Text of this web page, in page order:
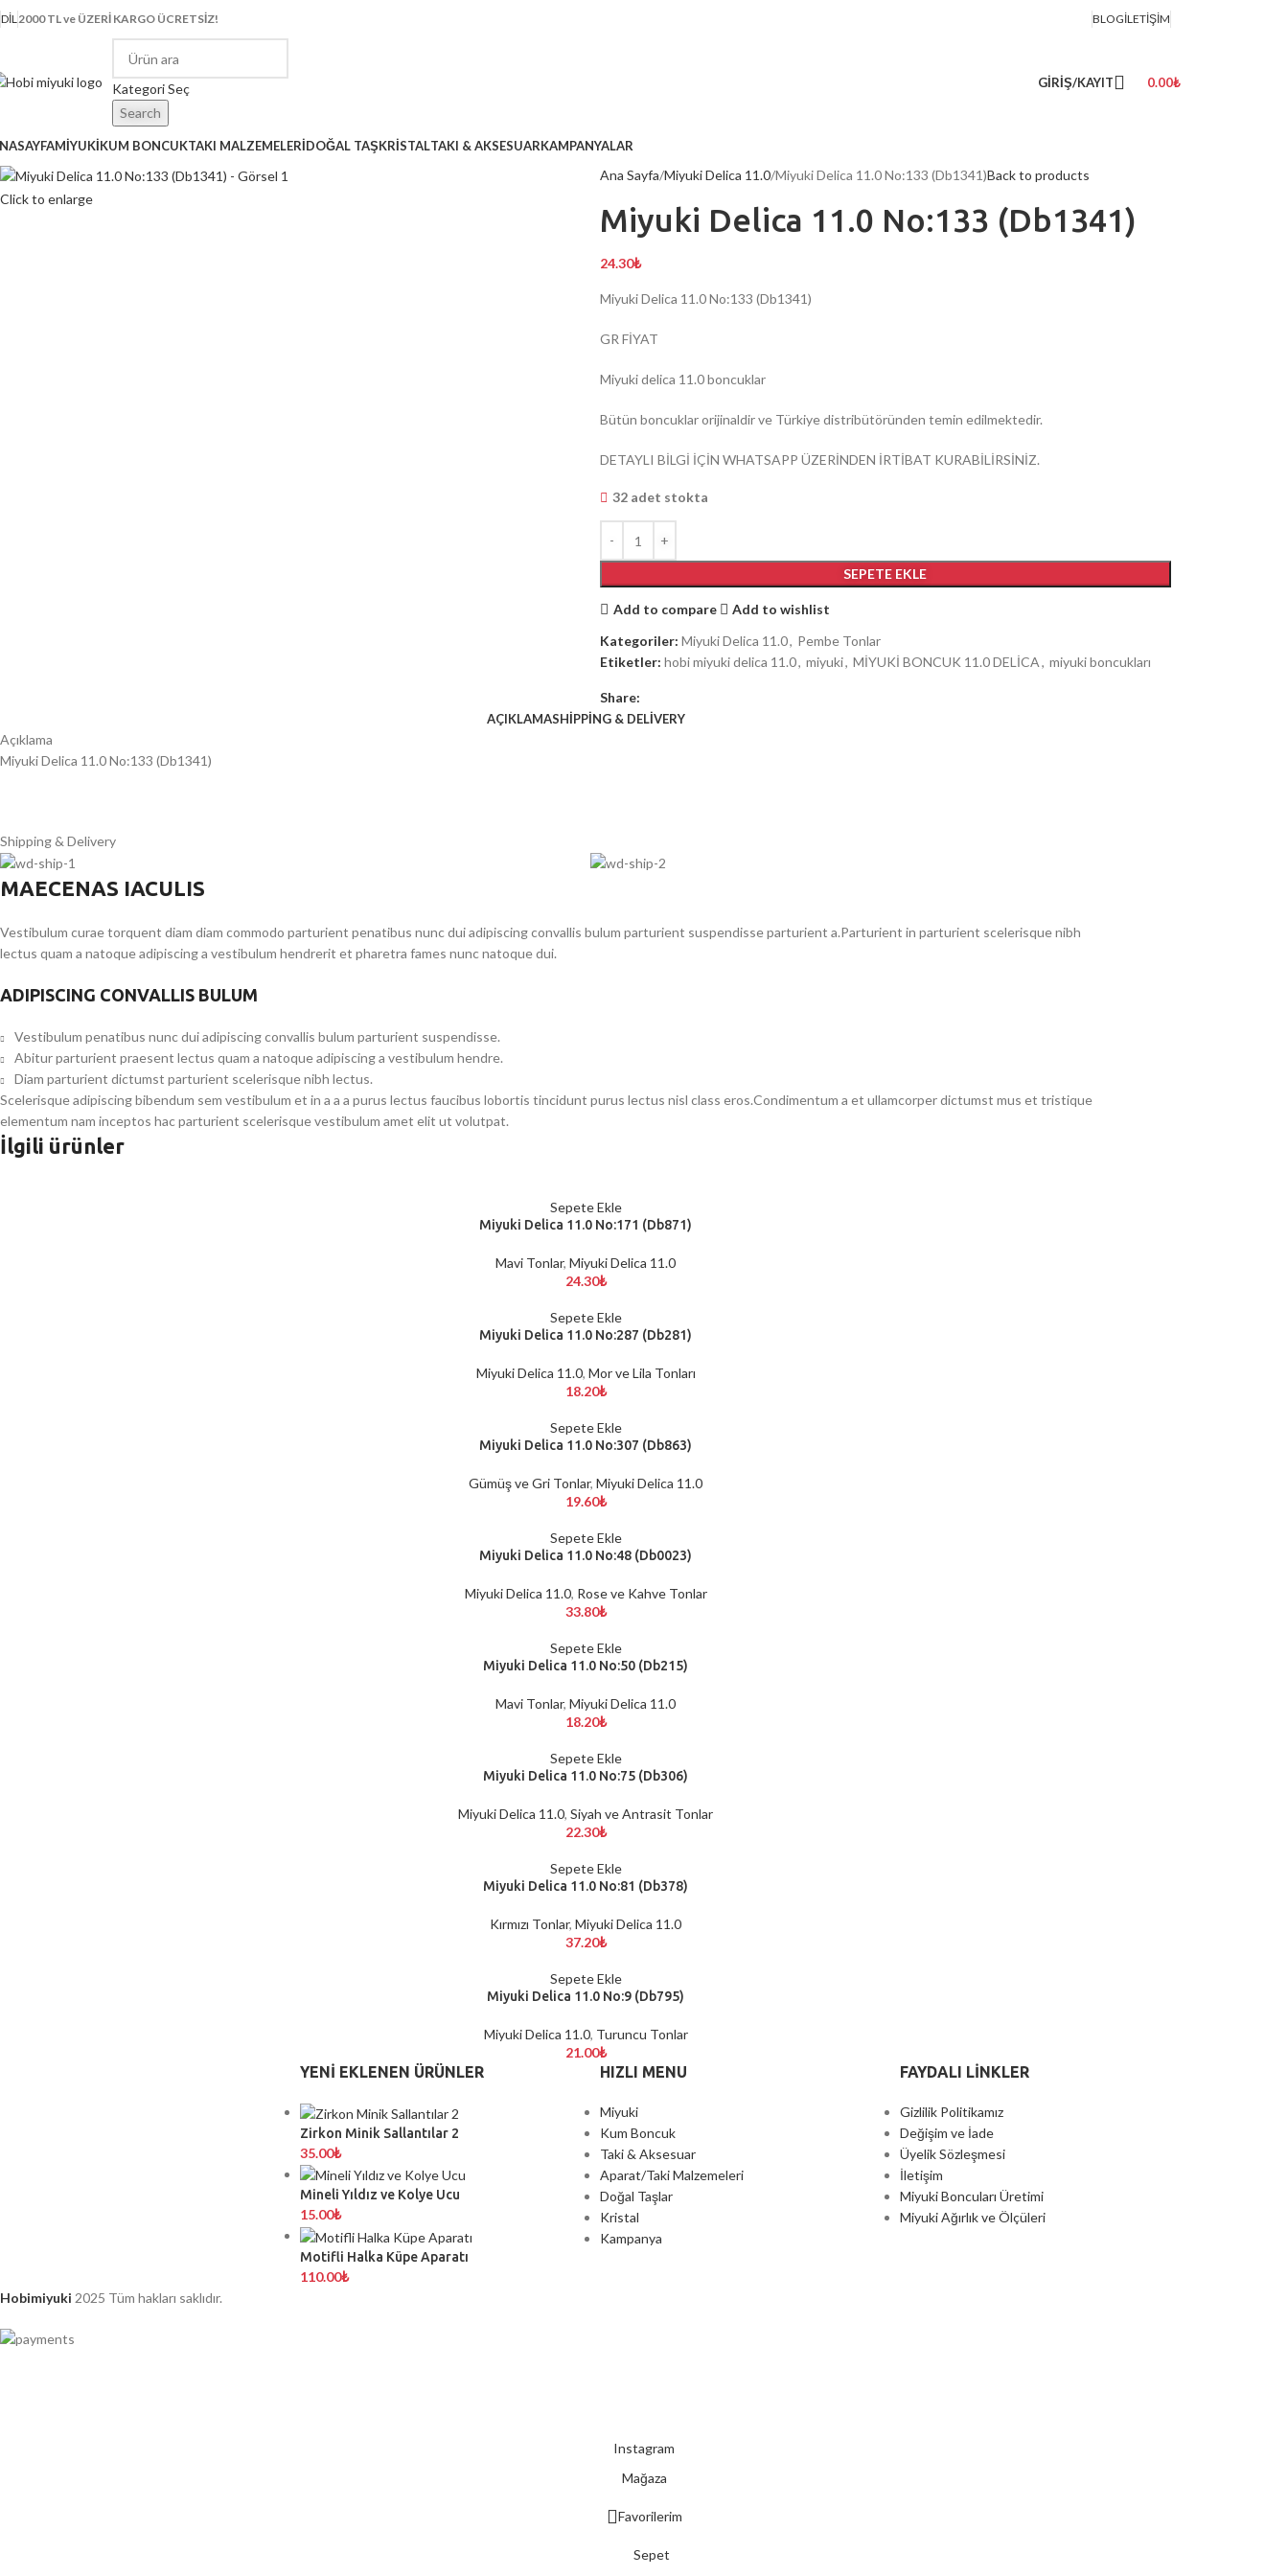
DIL2000 TL ve ÜZERİ KARGO ÜCRETSİZ! BLOGİLETIŞIM
Kategori Seç
Search
GIRIŞ/KAYIT 0.00₺
MİYUKİKUM BONCUKTAKI MALZEMELERİDOĞAL TAŞKRİSTALTAKI & AKSESUARKAMPANYALAR
Click to enlarge
Ana Sayfa Miyuki Delica 11.0 Miyuki Delica 11.0 No:133 (Db1341)Back to products
Miyuki Delica 11.0 No:133 (Db1341)
24.30₺
Miyuki Delica 11.0 No:133 (Db1341)
GR FİYAT
Miyuki delica 11.0 boncuklar
Bütün boncuklar orijinaldir ve Türkiye distribütöründen temin edilmektedir.
DETAYLI BİLGİ İÇİN WHATSAPP ÜZERİNDEN İRTİBAT KURABİLİRSİNİZ.
32 adet stokta
SEPETE EKLE
Add to compare
Add to wishlist
Kategoriler: Miyuki Delica 11.0, Pembe Tonlar
Etiketler: hobi miyuki delica 11.0, miyuki, MİYUKİ BONCUK 11.0 DELİCA, miyuki boncukları
Share:
AÇIKLAMASHIPPING & DELIVERY
Açıklama
Miyuki Delica 11.0 No:133 (Db1341)
Shipping & Delivery
MAECENAS IACULIS
Vestibulum curae torquent diam diam commodo parturient penatibus nunc dui adipiscing convallis bulum parturient suspendisse parturient a.Parturient in parturient scelerisque nibh
lectus quam a natoque adipiscing a vestibulum hendrerit et pharetra fames nunc natoque dui.
ADIPISCING CONVALLIS BULUM
Vestibulum penatibus nunc dui adipiscing convallis bulum parturient suspendisse.
Abitur parturient praesent lectus quam a natoque adipiscing a vestibulum hendre.
Diam parturient dictumst parturient scelerisque nibh lectus.
Scelerisque adipiscing bibendum sem vestibulum et in a a a purus lectus faucibus lobortis tincidunt purus lectus nisl class eros.Condimentum a et ullamcorper dictumst mus et tristique
elementum nam inceptos hac parturient scelerisque vestibulum amet elit ut volutpat.
İlgili ürünler
Sepete Ekle
Miyuki Delica 11.0 No:171 (Db871)
Mavi Tonlar, Miyuki Delica 11.0
24.30₺
Sepete Ekle
Miyuki Delica 11.0 No:287 (Db281)
Miyuki Delica 11.0, Mor ve Lila Tonları
18.20₺
Sepete Ekle
Miyuki Delica 11.0 No:307 (Db863)
Gümüş ve Gri Tonlar, Miyuki Delica 11.0
19.60₺
Sepete Ekle
Miyuki Delica 11.0 No:48 (Db0023)
Miyuki Delica 11.0, Rose ve Kahve Tonlar
33.80₺
Sepete Ekle
Miyuki Delica 11.0 No:50 (Db215)
Mavi Tonlar, Miyuki Delica 11.0
18.20₺
Sepete Ekle
Miyuki Delica 11.0 No:75 (Db306)
Miyuki Delica 11.0, Siyah ve Antrasit Tonlar
22.30₺
Sepete Ekle
Miyuki Delica 11.0 No:81 (Db378)
Kırmızı Tonlar, Miyuki Delica 11.0
37.20₺
Sepete Ekle
Miyuki Delica 11.0 No:9 (Db795)
Miyuki Delica 11.0, Turuncu Tonlar
21.00₺
YENI EKLENEN ÜRÜNLER
Zirkon Minik Sallantılar 2
35.00₺
Mineli Yıldız ve Kolye Ucu
15.00₺
Motifli Halka Küpe Aparatı
110.00₺
HIZLI MENU
Miyuki
Kum Boncuk
Taki & Aksesuar
Aparat/Taki Malzemeleri
Doğal Taşlar
Kristal
Kampanya
FAYDALI LİNKLER
Gizlilik Politikamız
Değişim ve İade
Üyelik Sözleşmesi
İletişim
Miyuki Boncuları Üretimi
Miyuki Ağırlık ve Ölçüleri
Hobimiyuki 2025 Tüm hakları saklıdır.
Instagram
Mağaza
Favorilerim
Sepet